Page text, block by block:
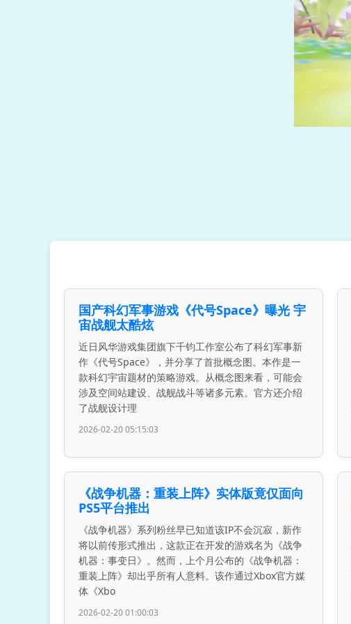
国产科幻军事游戏《代号Space》曝光 宇
宙战舰太酷炫
近日风华游戏集团旗下千钧工作室公布了科幻军事新
作《代号Space》，并分享了首批概念图。本作是一
款科幻宇宙题材的策略游戏。从概念图来看，可能会
涉及空间站建设、战舰战斗等诸多元素。官方还介绍
了战舰设计理
2026-02-20 05:15:03
《战争机器：重装上阵》实体版竟仅面向
PS5平台推出
《战争机器》系列粉丝早已知道该IP不会沉寂，新作
将以前传形式推出，这款正在开发的游戏名为《战争
机器：事变日》。然而，上个月公布的《战争机器：
重装上阵》却出乎所有人意料。该作通过Xbox官方媒
体《Xbo
2026-02-20 01:00:03